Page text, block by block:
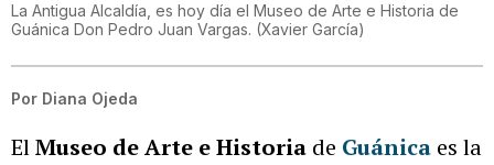
La Antigua Alcaldía, es hoy día el Museo de Arte e Historia de
Guánica Don Pedro Juan Vargas. (Xavier García)
Por Diana Ojeda
ElMuseo de Arte e Historia de Guánica es la